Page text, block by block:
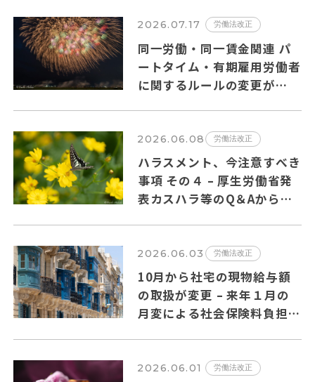
2026.07.17 労働法改正
同一労働・同一賃金関連 パ
ートタイム・有期雇用労働者
に関するルールの変更が
2026.06.08 労働法改正
ハラスメント、今注意すべき
事項 その４ – 厚生労働省発
表カスハラ等のQ＆Aからの
2026.06.03 労働法改正
10月から社宅の現物給与額
の取扱が変更 – 来年１月の
月変による社会保険料負担増
2026.06.01 労働法改正